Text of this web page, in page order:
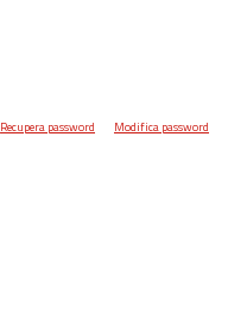
Recupera password Modifica password